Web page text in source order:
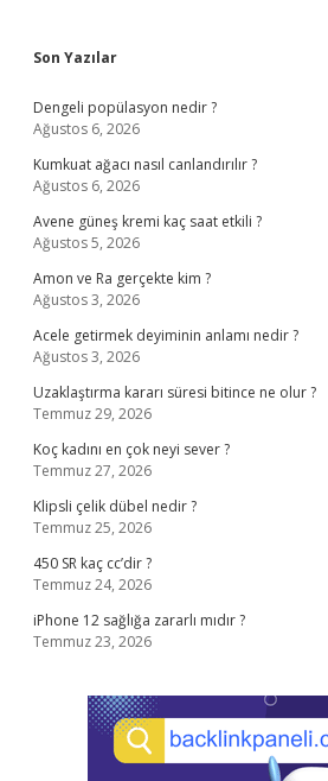
Sidebar
Son Yazılar
Dengeli popülasyon nedir ?
Ağustos 6, 2026
Kumkuat ağacı nasıl canlandırılır ?
Ağustos 6, 2026
Avene güneş kremi kaç saat etkili ?
Ağustos 5, 2026
Amon ve Ra gerçekte kim ?
Ağustos 3, 2026
Acele getirmek deyiminin anlamı nedir ?
Ağustos 3, 2026
Uzaklaştırma kararı süresi bitince ne olur ?
Temmuz 29, 2026
Koç kadını en çok neyi sever ?
Temmuz 27, 2026
Klipsli çelik dübel nedir ?
Temmuz 25, 2026
450 SR kaç cc’dir ?
Temmuz 24, 2026
iPhone 12 sağlığa zararlı mıdır ?
Temmuz 23, 2026